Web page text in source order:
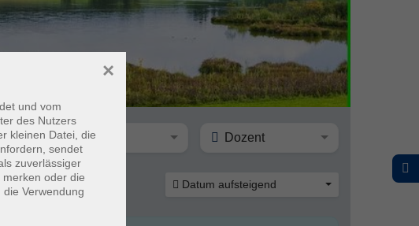
Ort Dozent
Datum aufsteigend
und vom
des Nutzers
kleinen Datei, die
sendet
zuverlässiger
oder die
Verwendung
×